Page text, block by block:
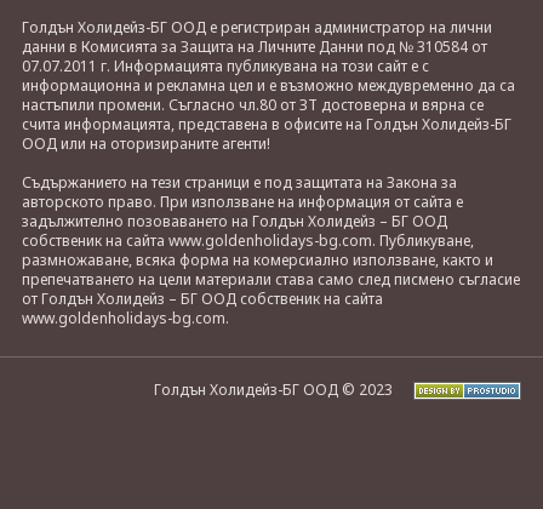
Голдън Холидейз-БГ ООД е регистриран администратор на лични
данни в Комисията за Защита на Личните Данни под № 310584 от
07.07.2011 г. Информацията публикувана на този сайт е с
информационна и рекламна цел и е възможно междувременно да са
настъпили промени. Съгласно чл.80 от ЗТ достоверна и вярна се
счита информацията, представена в офисите на Голдън Холидейз-БГ
ООД или на оторизираните агенти!
Съдържанието на тези страници е под защитата на Закона за
авторското право. При използване на информация от сайта е
задължително позоваването на Голдън Холидейз – БГ ООД
собственик на сайта www.goldenholidays-bg.com. Публикуване,
размножаване, всяка форма на комерсиално използване, както и
препечатването на цели материали става само след писмено съгласие
от Голдън Холидейз – БГ ООД собственик на сайта
www.goldenholidays-bg.com.
Голдън Холидейз-БГ ООД © 2023